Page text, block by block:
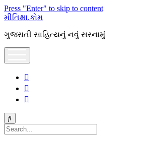
Press "Enter" to skip to content
મીતિક્ષા.કોમ
ગુજરાતી સાહિત્યનું નવું સરનામું
Search